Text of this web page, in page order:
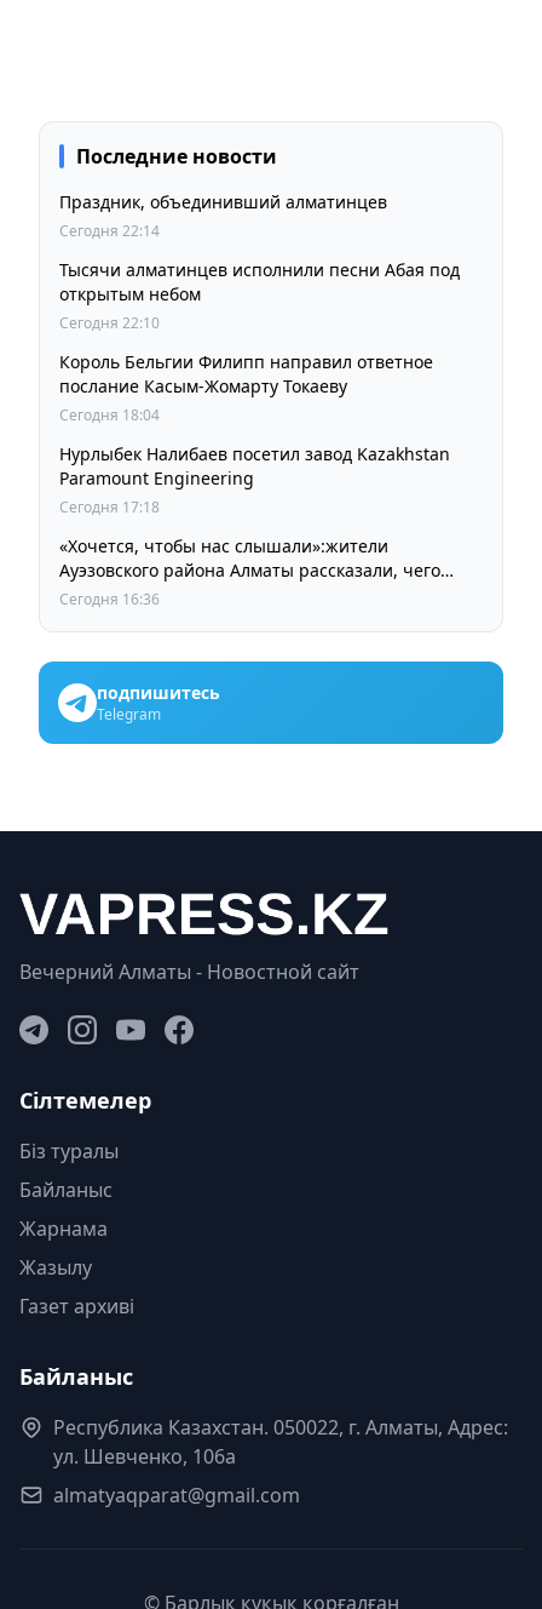
Последние новости
Праздник, объединивший алматинцев
Сегодня 22:14
Тысячи алматинцев исполнили песни Абая под
открытым небом
Сегодня 22:10
Король Бельгии Филипп направил ответное
послание Касым-Жомарту Токаеву
Сегодня 18:04
Нурлыбек Налибаев посетил завод Kazakhstan
Paramount Engineering
Сегодня 17:18
«Хочется, чтобы нас слышали»:жители
Ауэзовского района Алматы рассказали, чего
ждут от выборов депутатов Курултая
Сегодня 16:36
подпишитесь
Telegram
Вечерний Алматы - Новостной сайт
Сілтемелер
Біз туралы
Байланыс
Жарнама
Жазылу
Газет архиві
Байланыс
Республика Казахстан. 050022, г. Алматы, Адрес:
ул. Шевченко, 106а
almatyaqparat@gmail.com
© Барлық құқық қорғалған